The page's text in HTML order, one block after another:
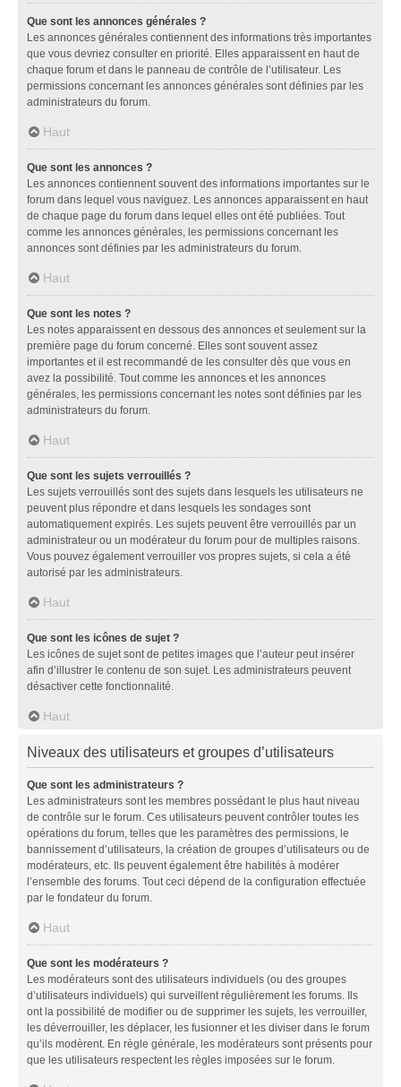
Que sont les annonces générales ?
Les annonces générales contiennent des informations très importantes
que vous devriez consulter en priorité. Elles apparaissent en haut de
chaque forum et dans le panneau de contrôle de l’utilisateur. Les
permissions concernant les annonces générales sont définies par les
administrateurs du forum.
Haut
Que sont les annonces ?
Les annonces contiennent souvent des informations importantes sur le
forum dans lequel vous naviguez. Les annonces apparaissent en haut
de chaque page du forum dans lequel elles ont été publiées. Tout
comme les annonces générales, les permissions concernant les
annonces sont définies par les administrateurs du forum.
Haut
Que sont les notes ?
Les notes apparaissent en dessous des annonces et seulement sur la
première page du forum concerné. Elles sont souvent assez
importantes et il est recommandé de les consulter dès que vous en
avez la possibilité. Tout comme les annonces et les annonces
générales, les permissions concernant les notes sont définies par les
administrateurs du forum.
Haut
Que sont les sujets verrouillés ?
Les sujets verrouillés sont des sujets dans lesquels les utilisateurs ne
peuvent plus répondre et dans lesquels les sondages sont
automatiquement expirés. Les sujets peuvent être verrouillés par un
administrateur ou un modérateur du forum pour de multiples raisons.
Vous pouvez également verrouiller vos propres sujets, si cela a été
autorisé par les administrateurs.
Haut
Que sont les icônes de sujet ?
Les icônes de sujet sont de petites images que l’auteur peut insérer
afin d’illustrer le contenu de son sujet. Les administrateurs peuvent
désactiver cette fonctionnalité.
Haut
Niveaux des utilisateurs et groupes d’utilisateurs
Que sont les administrateurs ?
Les administrateurs sont les membres possédant le plus haut niveau
de contrôle sur le forum. Ces utilisateurs peuvent contrôler toutes les
opérations du forum, telles que les paramètres des permissions, le
bannissement d’utilisateurs, la création de groupes d’utilisateurs ou de
modérateurs, etc. Ils peuvent également être habilités à modérer
l’ensemble des forums. Tout ceci dépend de la configuration effectuée
par le fondateur du forum.
Haut
Que sont les modérateurs ?
Les modérateurs sont des utilisateurs individuels (ou des groupes
d’utilisateurs individuels) qui surveillent régulièrement les forums. Ils
ont la possibilité de modifier ou de supprimer les sujets, les verrouiller,
les déverrouiller, les déplacer, les fusionner et les diviser dans le forum
qu’ils modèrent. En règle générale, les modérateurs sont présents pour
que les utilisateurs respectent les règles imposées sur le forum.